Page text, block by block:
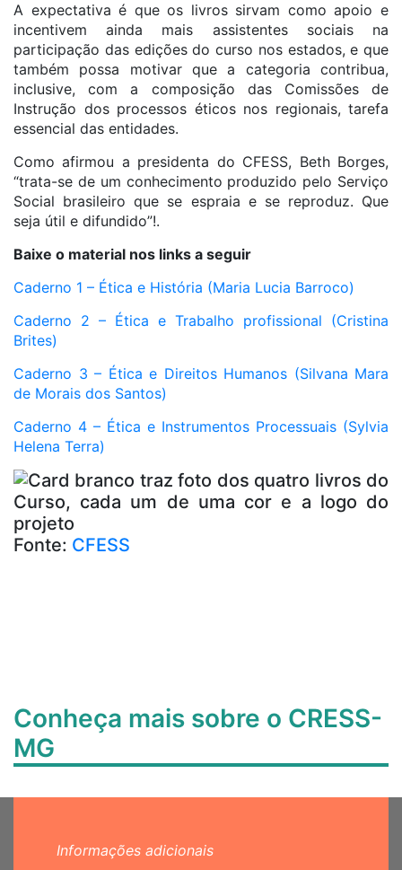
A expectativa é que os livros sirvam como apoio e
incentivem ainda mais assistentes sociais na
participação das edições do curso nos estados, e que
também possa motivar que a categoria contribua,
inclusive, com a composição das Comissões de
Instrução dos processos éticos nos regionais, tarefa
essencial das entidades.
Como afirmou a presidenta do CFESS, Beth Borges,
“trata-se de um conhecimento produzido pelo Serviço
Social brasileiro que se espraia e se reproduz. Que
seja útil e difundido”!.
Baixe o material nos links a seguir
Caderno 1 – Ética e História (Maria Lucia Barroco)
Caderno 2 – Ética e Trabalho profissional (Cristina
Brites)
Caderno 3 – Ética e Direitos Humanos (Silvana Mara
de Morais dos Santos)
Caderno 4 – Ética e Instrumentos Processuais (Sylvia
Helena Terra)
Fonte: CFESS
Conheça mais sobre o CRESS-
MG
Informações adicionais